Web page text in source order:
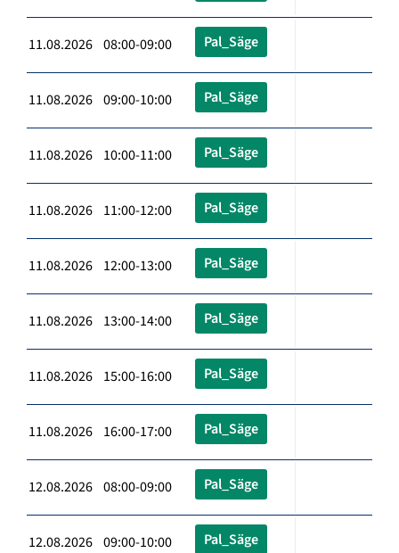
11.08.2026 08:00-09:00 Pal_Säge
11.08.2026 09:00-10:00 Pal_Säge
11.08.2026 10:00-11:00 Pal_Säge
11.08.2026 11:00-12:00 Pal_Säge
11.08.2026 12:00-13:00 Pal_Säge
11.08.2026 13:00-14:00 Pal_Säge
11.08.2026 15:00-16:00 Pal_Säge
11.08.2026 16:00-17:00 Pal_Säge
12.08.2026 08:00-09:00 Pal_Säge
12.08.2026 09:00-10:00 Pal_Säge